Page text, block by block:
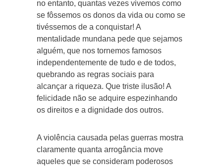
no entanto, quantas vezes vivemos como
se fôssemos os donos da vida ou como se
tivéssemos de a conquistar! A
mentalidade mundana pede que sejamos
alguém, que nos tornemos famosos
independentemente de tudo e de todos,
quebrando as regras sociais para
alcançar a riqueza. Que triste ilusão! A
felicidade não se adquire espezinhando
os direitos e a dignidade dos outros.
A violência causada pelas guerras mostra
claramente quanta arrogância move
aqueles que se consideram poderosos